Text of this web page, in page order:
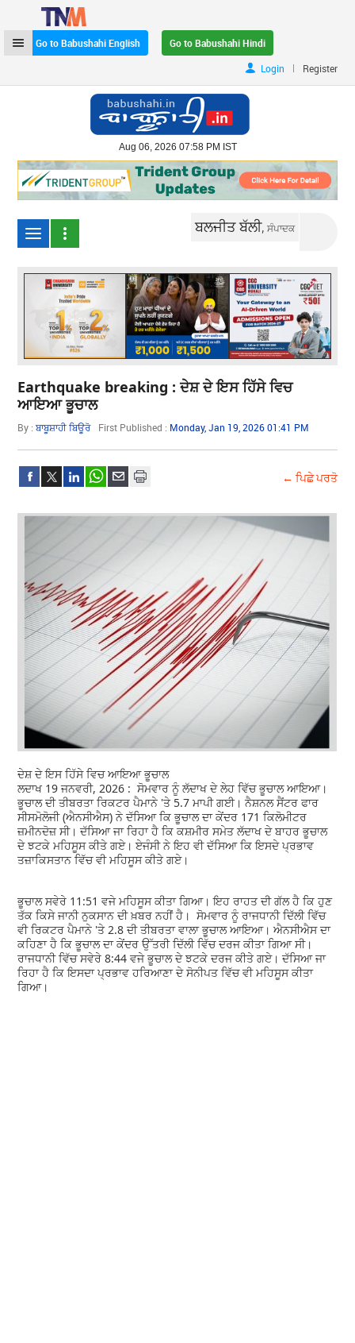
Go to Babushahi English
Go to Babushahi Hindi
Login
| Register
Aug 06, 2026 07:58 PM IST
ਬਲਜੀਤ ਬੱਲੀ,ਸੰਪਾਦਕ
Earthquake breaking : ਦੇਸ਼ ਦੇ ਇਸ ਹਿੱਸੇ ਵਿਚ
ਆਇਆ ਭੂਚਾਲ
By :ਬਾਬੂਸ਼ਾਹੀ ਬਿਊਰੋ First Published : Monday, Jan 19, 2026 01:41 PM
← ਪਿਛੇ ਪਰਤੋ
ਦੇਸ਼ ਦੇ ਇਸ ਹਿੱਸੇ ਵਿਚ ਆਇਆ ਭੂਚਾਲ
ਲਦਾਖ 19 ਜਨਵਰੀ, 2026 : ਸੋਮਵਾਰ ਨੂੰ ਲੱਦਾਖ ਦੇ ਲੇਹ ਵਿੱਚ ਭੂਚਾਲ ਆਇਆ।
ਭੂਚਾਲ ਦੀ ਤੀਬਰਤਾ ਰਿਕਟਰ ਪੈਮਾਨੇ 'ਤੇ 5.7 ਮਾਪੀ ਗਈ। ਨੈਸ਼ਨਲ ਸੈਂਟਰ ਫਾਰ
ਸੀਸਮੋਲੋਜੀ (ਐਨਸੀਐਸ) ਨੇ ਦੱਸਿਆ ਕਿ ਭੂਚਾਲ ਦਾ ਕੇਂਦਰ 171 ਕਿਲੋਮੀਟਰ
ਜ਼ਮੀਨਦੋਜ਼ ਸੀ। ਦੱਸਿਆ ਜਾ ਰਿਹਾ ਹੈ ਕਿ ਕਸ਼ਮੀਰ ਸਮੇਤ ਲੱਦਾਖ ਦੇ ਬਾਹਰ ਭੂਚਾਲ
ਦੇ ਝਟਕੇ ਮਹਿਸੂਸ ਕੀਤੇ ਗਏ। ਏਜੰਸੀ ਨੇ ਇਹ ਵੀ ਦੱਸਿਆ ਕਿ ਇਸਦੇ ਪ੍ਰਭਾਵ
ਤਜ਼ਾਕਿਸਤਾਨ ਵਿੱਚ ਵੀ ਮਹਿਸੂਸ ਕੀਤੇ ਗਏ।
ਭੂਚਾਲ ਸਵੇਰੇ 11:51 ਵਜੇ ਮਹਿਸੂਸ ਕੀਤਾ ਗਿਆ। ਇਹ ਰਾਹਤ ਦੀ ਗੱਲ ਹੈ ਕਿ ਹੁਣ
ਤੱਕ ਕਿਸੇ ਜਾਨੀ ਨੁਕਸਾਨ ਦੀ ਖ਼ਬਰ ਨਹੀਂ ਹੈ। ਸੋਮਵਾਰ ਨੂੰ ਰਾਜਧਾਨੀ ਦਿੱਲੀ ਵਿੱਚ
ਵੀ ਰਿਕਟਰ ਪੈਮਾਨੇ 'ਤੇ 2.8 ਦੀ ਤੀਬਰਤਾ ਵਾਲਾ ਭੂਚਾਲ ਆਇਆ। ਐਨਸੀਐਸ ਦਾ
ਕਹਿਣਾ ਹੈ ਕਿ ਭੂਚਾਲ ਦਾ ਕੇਂਦਰ ਉੱਤਰੀ ਦਿੱਲੀ ਵਿੱਚ ਦਰਜ ਕੀਤਾ ਗਿਆ ਸੀ।
ਰਾਜਧਾਨੀ ਵਿੱਚ ਸਵੇਰੇ 8:44 ਵਜੇ ਭੂਚਾਲ ਦੇ ਝਟਕੇ ਦਰਜ ਕੀਤੇ ਗਏ। ਦੱਸਿਆ ਜਾ
ਰਿਹਾ ਹੈ ਕਿ ਇਸਦਾ ਪ੍ਰਭਾਵ ਹਰਿਆਣਾ ਦੇ ਸੋਨੀਪਤ ਵਿੱਚ ਵੀ ਮਹਿਸੂਸ ਕੀਤਾ
ਗਿਆ।